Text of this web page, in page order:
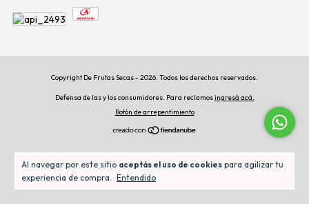
Al navegar por este sitio aceptás el uso de cookies para agilizar tu
experiencia de compra. Entendido
Copyright De Frutas Secas - 2026. Todos los derechos reservados.
Defensa de las y los consumidores. Para reclamosingresá acá.
Botón de arrepentimiento